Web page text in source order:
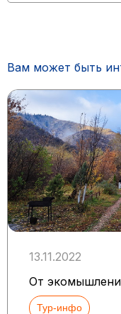
Вам может быть
13.11.2022
От
Тур-инфо